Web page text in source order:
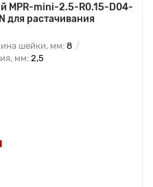
MPR-mini-2.5-R0.15-D04-
для растачивания
шейки, мм: 8
мм: 2,5